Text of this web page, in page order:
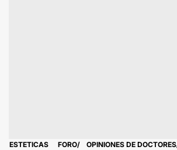
ESTETICAS FORO
OPINIONES DE DOCTORES